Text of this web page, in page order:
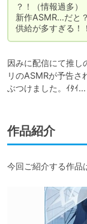
？！（情報過多）
新作ASMR…だと？
供給が多すぎる！！
因みに配信にて推し
リのASMRが予告さ
ぶつけました。ｲﾀｲ…
作品紹介
今回ご紹介する作品